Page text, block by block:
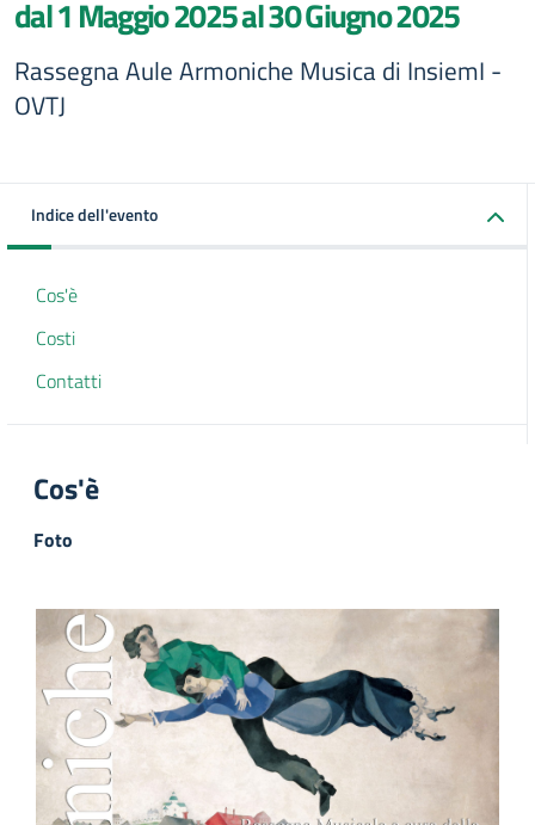
dal 1 Maggio 2025 al 30 Giugno 2025
Rassegna Aule Armoniche Musica di InsiemI -
OVTJ
Indice dell'evento
Cos'è
Costi
Contatti
Cos'è
Foto